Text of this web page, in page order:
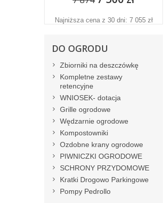
Najniższa cena z 30 dni: 7 055 zł
DO OGRODU
Zbiorniki na deszczówkę
Kompletne zestawy
retencyjne
WNIOSEK- dotacja
Grille ogrodowe
Wędzarnie ogrodowe
Kompostowniki
Ozdobne krany ogrodowe
PIWNICZKI OGRODOWE
SCHRONY PRZYDOMOWE
Kratki Drogowo Parkingowe
Pompy Pedrollo